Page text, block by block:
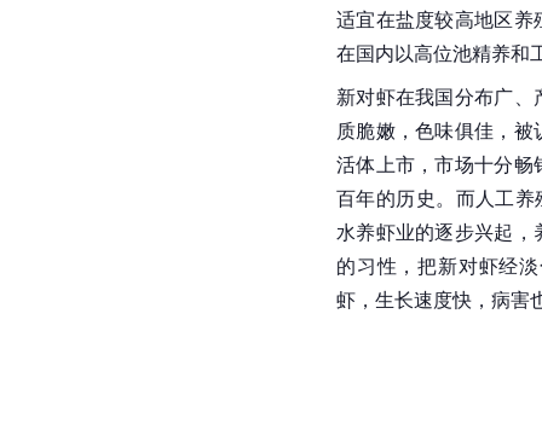
适宜在盐度较高地区养
在国内以高位池精养和
新对虾在我国分布广、
质脆嫩，色味俱佳，
活体上市，市场十分
百年的历史。而人工
水养虾业的逐步兴起
的习性，把新对虾经
虾，生长速度快，病害